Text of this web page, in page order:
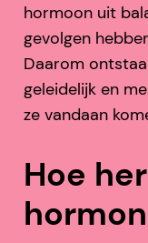
hormoon uit
gevolgen
Daarom
geleidelijk en
ze vandaan
Hoe